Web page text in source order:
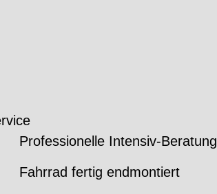
Professionelle Intensiv-Beratung
Fahrrad fertig endmontiert